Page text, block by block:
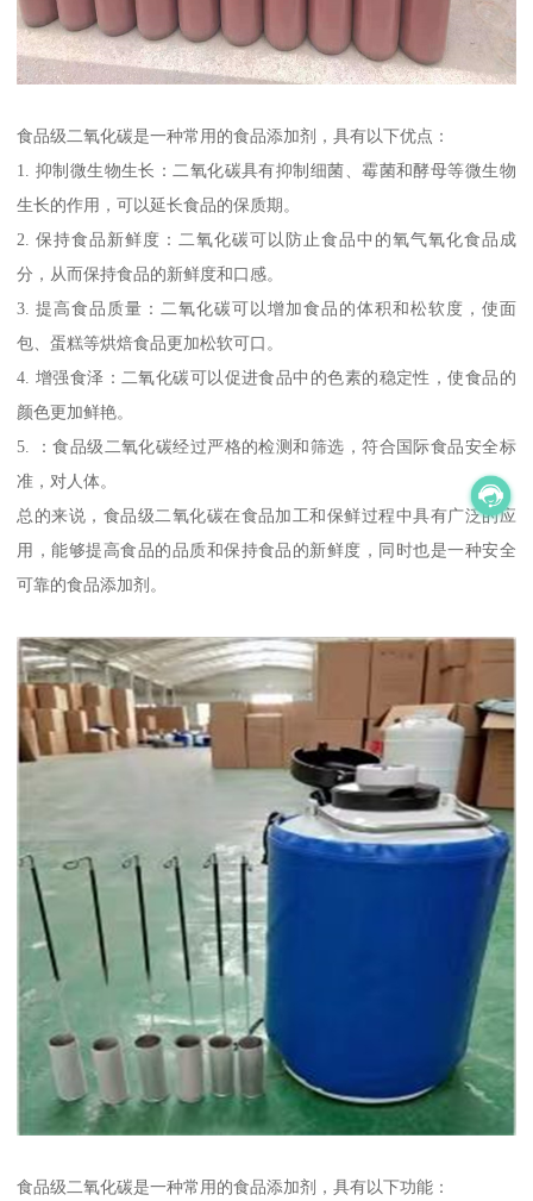
食品级二氧化碳是一种常用的食品添加剂，具有以下优点：
1. 抑制微生物生长：二氧化碳具有抑制细菌、霉菌和酵母等微生物
生长的作用，可以延长食品的保质期。
2. 保持食品新鲜度：二氧化碳可以防止食品中的氧气氧化食品成
分，从而保持食品的新鲜度和口感。
3. 提高食品质量：二氧化碳可以增加食品的体积和松软度，使面
包、蛋糕等烘焙食品更加松软可口。
4. 增强食泽：二氧化碳可以促进食品中的色素的稳定性，使食品的
颜色更加鲜艳。
5. ：食品级二氧化碳经过严格的检测和筛选，符合国际食品安全标
准，对人体。
总的来说，食品级二氧化碳在食品加工和保鲜过程中具有广泛的应
用，能够提高食品的品质和保持食品的新鲜度，同时也是一种安全
可靠的食品添加剂。
食品级二氧化碳是一种常用的食品添加剂，具有以下功能：